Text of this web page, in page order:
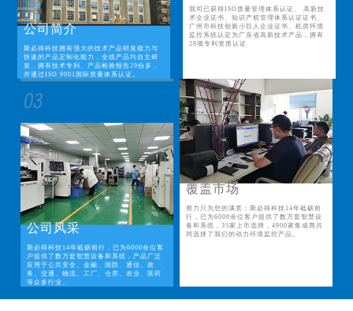
公司简介
斯必得科技拥有强大的技术产品研发能力与
快速的产品定制化能力，全线产品均自主研
发，拥有技术专利、产品检验报告29份多，
并通过ISO 9001国际质量体系认证。
我司已获得ISO质量管理体系认证、 高新技
术企业证书、知识产权管理体系认证证书、
广州市科技创新小巨人企业证书、机房环境
监控系统认定为广东省高新技术产品，拥有
29项专利资质认证
公司风采
斯必得科技14年砥砺前行，已为6000余位客
户提供了数万套智慧设备和系统，产品广泛
应用于公共安全、金融、国防、通信、政
务、交通、物流、工厂、仓库、农业、医药
等众多行业。
覆盖市场
努力只为您的满意；斯必得科技14年砥砺前
行，已为6000余位客户提供了数万套智慧设
备和系统，35家上市选择，4900家集成商共
同选择了我们的动力环境监控产品。